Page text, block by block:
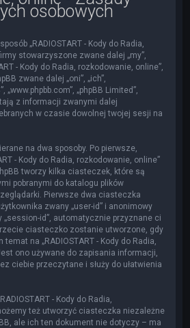
osobowych
„RADIOSTART - Kody do Radia,
stowarzyszone zwane dalej „my”,
- Kody do Radia, rozkodowanie, online”,
zwane dalej „oni”, „ich”,
„www.phpbb.com”, „phpBB Limited”,
z informacji zwanymi dalej
w czasie dowolnej twojej sesji na
na dwa sposoby. Po pierwsze,
- Kody do Radia, rozkodowanie, online”
tworzy kilka ciasteczek, które są
pobranymi do katalogu plików
Pierwsze dwa ciasteczka
zwany „user-id” i anonimowy
id”, automatycznie przyznane ci
ciasteczko zostanie utworzone, gdy
na „RADIOSTART - Kody do Radia,
ono używane do zapisania informacji,
ciebie przeczytane i służy do ułatwienia
- Kody do Radia,
też utworzyć ciasteczka niezależne
ale ich ten dokument nie dotyczy – ma